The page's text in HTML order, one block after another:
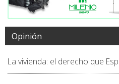
Opinión
La vivienda: el derecho que